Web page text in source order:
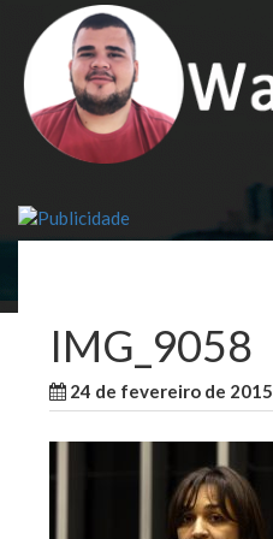
content
IMG_9058
24 de fevereiro de 2015